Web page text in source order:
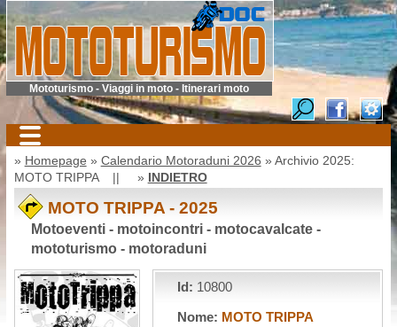
Mototurismo - Viaggi in moto - Itinerari moto
» Homepage » Calendario Motoraduni 2026 » Archivio 2025:
MOTO TRIPPA || » INDIETRO
MOTO TRIPPA - 2025
Motoeventi - motoincontri - motocavalcate -
mototurismo - motoraduni
Id: 10800
Nome: MOTO TRIPPA